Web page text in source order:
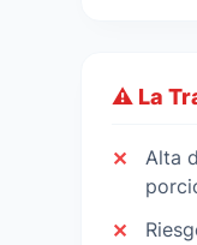
⚠️ La
Alta